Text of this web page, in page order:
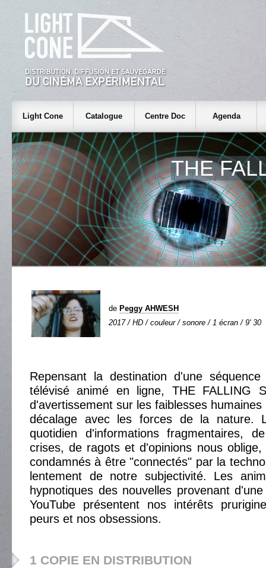
Light Cone Catalogue Centre Doc Agenda
THE
de Peggy AHWESH
2017 / HD / couleur / sonore / 1 écran / 9' 30
Repensant la destination d'une
télévisé animé en ligne, THE FALLING
d'avertissement sur les faiblesses
décalage avec les forces de la nature.
quotidien d'informations fragmentaires,
crises, de ragots et d'opinions nous
condamnés à être "connectés" par la
lentement de notre subjectivité. Les
hypnotiques des nouvelles provenant
YouTube présentent nos intérêts
peurs et nos obsessions.
1 COPIE EN DISTRIBUTION